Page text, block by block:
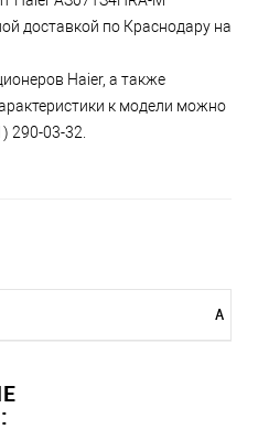
доставкой по Краснодару на
Haier, а также
к модели можно
290-03-32.
A